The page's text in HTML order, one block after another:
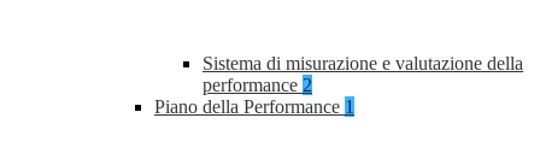
Sistema di misurazione e valutazione della
performance 2
Piano della Performance 1